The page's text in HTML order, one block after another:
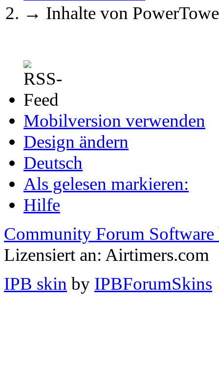
→ Inhalte von
Mobilversion verwenden
Design ändern
Deutsch
Als gelesen markieren:
Hilfe
Community Forum Software
Lizensiert an: Airtimers.com
IPB skin by IPBForumSkins